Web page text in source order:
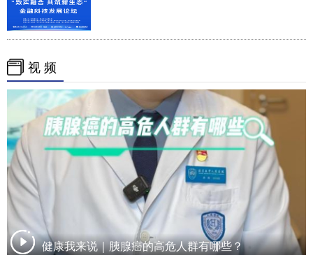
视 频
健康我来说｜胰腺癌的高危人群有哪些？